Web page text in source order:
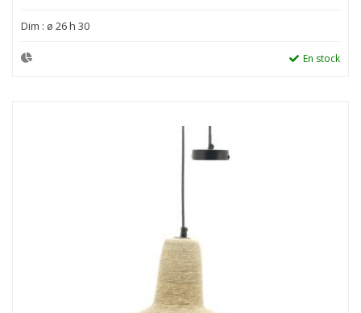
Dim : ø 26 h 30
En stock